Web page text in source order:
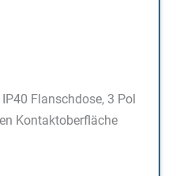
Flanschdose, 3 Pol
Kontaktoberfläche